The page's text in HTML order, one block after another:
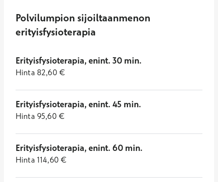
Polvilumpion sijoiltaanmenon
erityisfysioterapia
Erityisfysioterapia, enint. 30 min.
Hinta 82,60 €
Erityisfysioterapia, enint. 45 min.
Hinta 95,60 €
Erityisfysioterapia, enint. 60 min.
Hinta 114,60 €